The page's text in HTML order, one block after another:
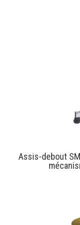
Assis-debout